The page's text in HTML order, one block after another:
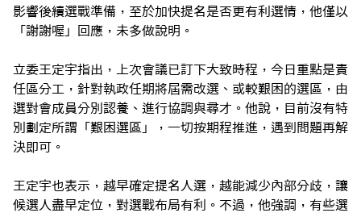
影響後續選戰準備，至於加快提名是否更有利選情，他僅以
「謝謝喔」回應，未多做說明。
立委王定宇指出，上次會議已訂下大致時程，今日重點是責
任區分工，針對執政任期將屆需改選、或較艱困的選區，由
選對會成員分別認養、進行協調與尋才。他說，目前沒有特
別劃定所謂「艱困選區」，一切按期程推進，遇到問題再解
決即可。
王定宇也表示，越早確定提名人選，越能減少內部分歧，讓
候選人盡早定位，對選戰布局有利。不過，他強調，有些選